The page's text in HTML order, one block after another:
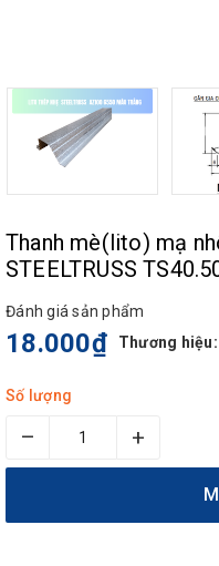
Thanh mè(lito) mạ
STEELTRUSS
Đánh giá sản phẩm
18.000₫ Thương hiệu:
Số lượng
– +